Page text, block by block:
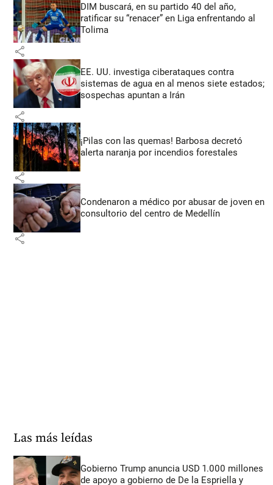
DIM buscará, en su partido 40 del año,
ratificar su “renacer” en Liga enfrentando al
Tolima
share
EE. UU. investiga ciberataques contra
sistemas de agua en al menos siete estados;
sospechas apuntan a Irán
share
¡Pilas con las quemas! Barbosa decretó
alerta naranja por incendios forestales
share
Condenaron a médico por abusar de joven en
consultorio del centro de Medellín
share
Las más leídas
Gobierno Trump anuncia USD 1.000 millones
de apoyo a gobierno de De la Espriella y